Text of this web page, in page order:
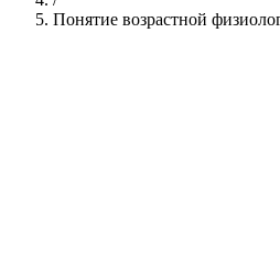
Понятие возрастной